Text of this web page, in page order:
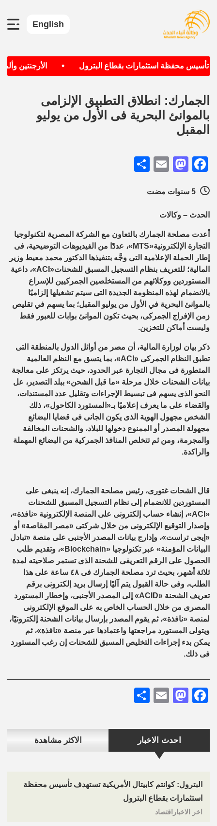
English
تأسيس محفظة استثمارات بقطاع البترول الأرجنتين
احدث الاخبار الاكثر مشاهدة
البترول: كوانتم كابيتال الأمريكية تستهدف تأسيس محفظة
استثمارات بقطاع البترول
اخر الاخباراقتصاد
الجمارك: انطلاق التطبيق الإلزامى
بالموانئ البحرية فى الأول من يوليو
المقبل
Facebook
Mastodon
Email
الحدث – وكالات
أعدت مصلحة الجمارك بالتعاون مع الشركة المصرية لتكنولوجيا
التجارة الإلكترونية«MTS»، عددًا من الفيديوهات التوضيحية، فى
إطار الحملة الإعلامية التى وجَّه بتنفيذها الدكتور محمد معيط وزير
المالية؛ للتعريف بنظام التسجيل المسبق للشحنات«ACI»، داعية
المستوردين ووكلائهم من المستخلصين الجمركيين للإسراع
بالانضمام لهذه المنظومة الجديدة التى سيتم تشغيلها إلزاميًا
بالموانئ البحرية في الأول من يوليو المقبل؛ بما يسهم في تقليص
زمن الإفراج الجمركى، بحيث تكون الموانئ بوابات للعبور فقط
وليست أماكن للتخزين.
ذكر بيان لوزارة المالية، أن مصر من أوائل الدول بالمنطقة التى
تطبق النظام الجمركى «ACI»، بما يتسق مع النظم العالمية
المتطورة فى مجال التجارة عبر الحدود، حيث يرتكز على معالجة
بيانات الشحنات خلال مرحلة «ما قبل الشحن» ببلد التصدير، عل
النحو الذى يسهم فى تبسيط الإجراءات وتقليل عدد المستندات،
والقضاء على ما يعرف إعلاميًا بـ«المستورد الكاحول»، ذلك
الشخص مجهول الهوية الذى يكون الجانى فى قضايا البضائع
مجهولة المصدر أو الممنوع دخولها للبلاد، والشحنات المخالفة
والمجرمة، ومن ثم تتخلص المنافذ الجمركية من البضائع المهملة
والراكدة.
قال الشحات غتورى، رئيس مصلحة الجمارك، إنه ينبغى على
المستوردين للانضمام إلى نظام التسجيل المسبق للشحنات
«ACI»، إنشاء حساب إلكترونى على المنصة الإلكترونية «نافذة»،
وإصدار التوقيع الإلكترونى من خلال شركتى «مصر المقاصة» أو
«إيجى تراست»، وإدارج بيانات المصدر الأجنبى على منصة «تبادل
البيانات المؤمنة» عبر تكنولوجيا «Blockchain»، وتقديم طلب
الحصول على الرقم التعريفى للشحنة الذى تستمر صلاحيته لمدة
ثلاثة أشهر، بحيث ترد مصلحة الجمارك فى ٤٨ ساعة على هذا
الطلب، وفى حالة القبول يتم آليًا إرسال بريد إلكترونى برقم
تعريف الشحنة «ACID» إلى المصدر الأجنبى، وإخطار المستورد
المصرى من خلال الحساب الخاص به على الموقع الإلكترونى
لمنصة «نافذة»، ثم يقوم المصدر بإرسال بيانات الشحنة إلكترونيًا،
ويتولى المستورد مراجعتها واعتمادها عبر منصة «نافذة»، ثم
يمكن بدء إجراءات التخليص المسبق للشحنات إن رغب المستورد
فى ذلك.
Facebook
Mastodon
Email